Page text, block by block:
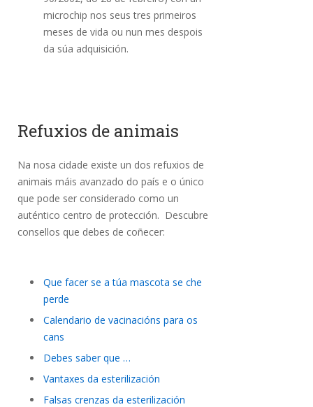
microchip nos seus tres primeiros
meses de vida ou nun mes despois
da súa adquisición.
Refuxios de animais
Na nosa cidade existe un dos refuxios de
animais máis avanzado do país e o único
que pode ser considerado como un
auténtico centro de protección. Descubre
consellos que debes de coñecer:
Que facer se a túa mascota se che
perde
Calendario de vacinacións para os
cans
Debes saber que …
Vantaxes da esterilización
Falsas crenzas da esterilización